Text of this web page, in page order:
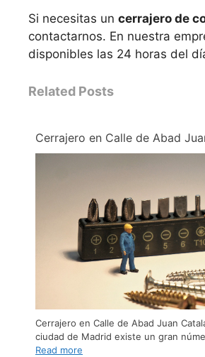
Si necesitas un cerrajero de
contactarnos. En nuestra
disponibles las 24 horas del
Related Posts
Cerrajero en Calle de Abad
Cerrajero en Calle de Abad Juan
ciudad de Madrid existe un gran
Read more